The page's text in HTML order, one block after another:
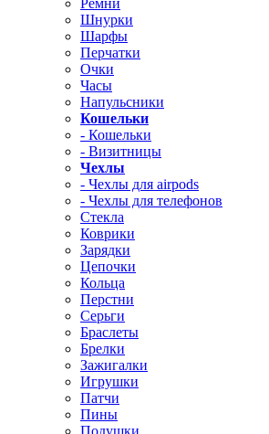
Ремни
Шнурки
Шарфы
Перчатки
Очки
Часы
Напульсники
Кошельки
- Кошельки
- Визитницы
Чехлы
- Чехлы для airpods
- Чехлы для телефонов
Стекла
Коврики
Зарядки
Цепочки
Кольца
Перстни
Серьги
Браслеты
Брелки
Зажигалки
Игрушки
Патчи
Пины
Подушки